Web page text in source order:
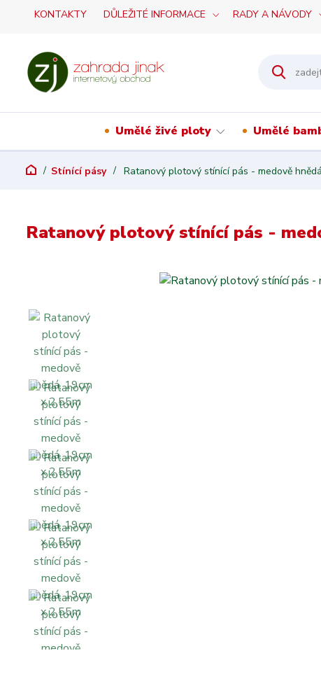
KONTAKTY DŮLEŽITÉ INFORMACE RADY A NÁVODY
Umělé živé ploty Umělé
Stínící pásy Ratanový plotový stínící pás - medově
Ratanový plotový stínící pás -